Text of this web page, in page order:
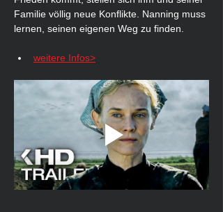
Familie völlig neue Konflikte. Nanning muss
lernen, seinen eigenen Weg zu finden.
weitere Infos>